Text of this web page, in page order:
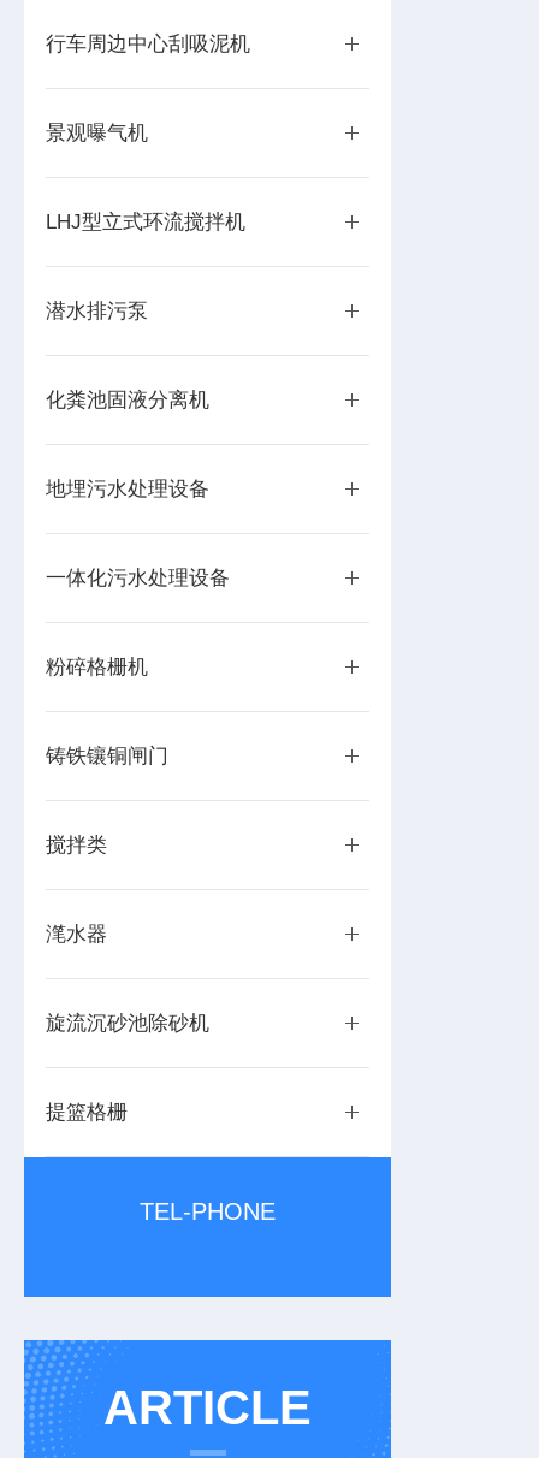
行车周边中心刮吸泥机
景观曝气机
LHJ型立式环流搅拌机
潜水排污泵
化粪池固液分离机
地埋污水处理设备
一体化污水处理设备
粉碎格栅机
铸铁镶铜闸门
搅拌类
滗水器
旋流沉砂池除砂机
提篮格栅
TEL-PHONE
ARTICLE